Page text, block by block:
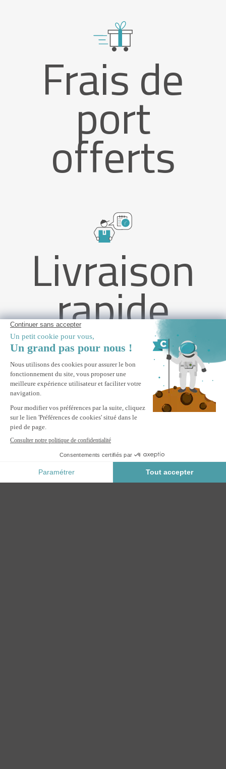
Frais de
port
offerts
Livraison
rapide
Pergola bioclimatique adossée 3x3m PIANA aluminium gris
avec 1 persienne brise-vue
Informez-moi du retour en stock de ce produit.
Paiement Sécurisé